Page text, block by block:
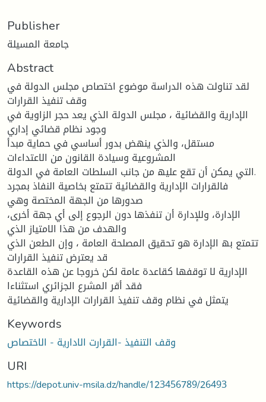
Publisher
جامعة المسيلة
Abstract
لقد تناولت ھذه الدراسة موضوع اختصاص مجلس الدولة في
وقف تنفیذ القرارات
الإداریة والقضائیة ، مجلس الدولة الذي یعد حجر الزاویة في
وجود نظام قضائي إداري
مستقل، والذي ینھض بدور أساسي في حمایة مبدأ
المشروعیة وسیادة القانون من الاعتداءات
التي یمكن أن تقع علیھ من جانب السلطات العامة في الدولة.
فالقرارات الإداریة والقضائیة تتمتع بخاصیة النفاذ بمجرد
صدورھا من الجھة المختصة وھي
الإدارة، وللإدارة أن تنفذھا دون الرجوع إلى أي جھة أخرى،
والھدف من ھذا الامتیاز الذي
تتمتع بھ الإدارة ھو تحقیق المصلحة العامة ، وإن الطعن الذي
قد یعترض تنفیذ القرارات
الإداریة لا توقفھا كقاعدة عامة لكن خروجا عن ھذه القاعدة
فقد أقر المشرع الجزائري استثناءا
یتمثل في نظام وقف تنفیذ القرارات الإداریة والقضائیة
Keywords
وقف التنفيذ -القرارت الادارية - الاختصاص
URI
https://depot.univ-msila.dz/handle/123456789/26493